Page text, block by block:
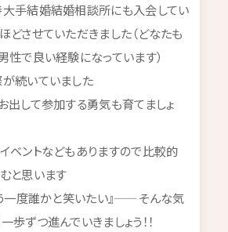
手結婚結婚相談所にも入会してい
させていただきました（どなたも
性で良い経験になっています）
続いていました
出して参加する勇気も育てましょ
ベントなどもありますので比較的
と思います
う一度誰かと笑いたい』——そんな気
ずつ進んでいきましょう！！